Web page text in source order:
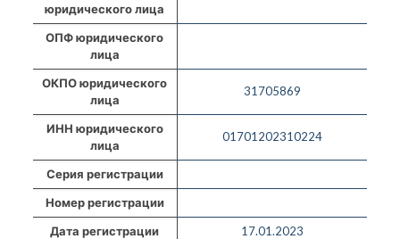
юридического лица
ОПФ юридического
лица
ОКПО юридического
лица
31705869
ИНН юридического
лица
01701202310224
Серия регистрации
Номер регистрации
Дата регистрации
17.01.2023